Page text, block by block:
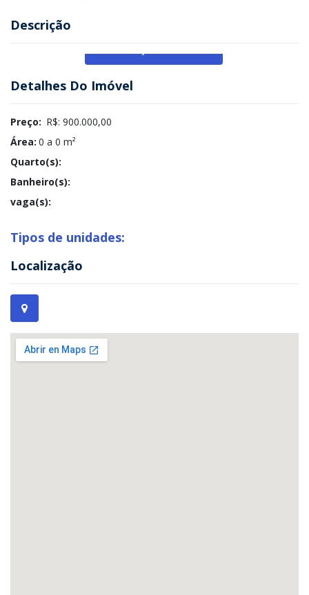
Descrição
Detalhes Do Imóvel
Preço: R$: 900.000,00
Área: 0 a 0 m²
Quarto(s):
Banheiro(s):
vaga(s):
Tipos de unidades:
Localização